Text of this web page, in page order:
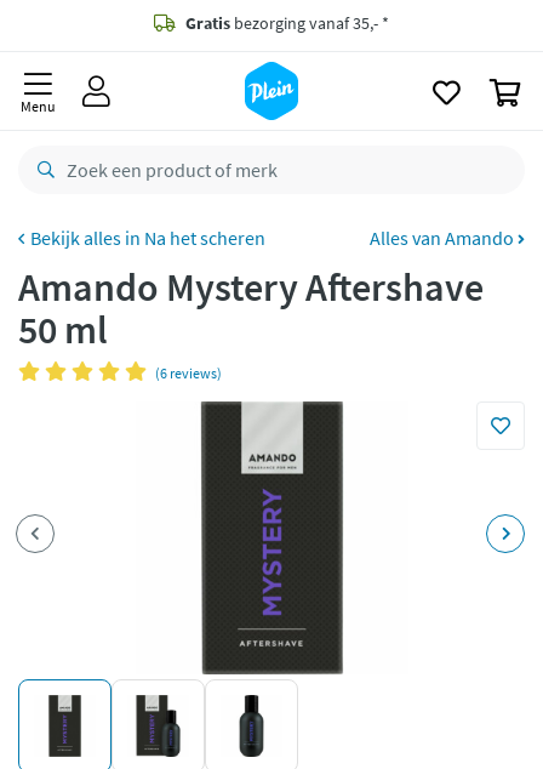
Gratis bezorging vanaf 35,- *
Bestelling uiterlijkmaandag
retourneren
CO2 neutraal
Betaal met Klarna
Menu
Na het scheren Alles van Amando
Amando Mystery Aftershave
50 ml
(6 reviews)